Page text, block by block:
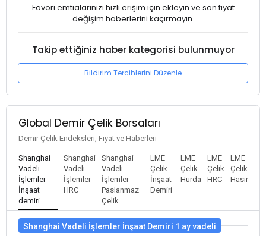
Favori emtialarınızı hızlı erişim için ekleyin ve son fiyat
değişim haberlerini kaçırmayın.
Takip ettiğiniz haber kategorisi bulunmuyor
Bildirim Tercihlerini Düzenle
Global Demir Çelik Borsaları
Demir Çelik Endeksleri, Fiyat ve Haberleri
Shanghai
Vadeli
İşlemler-
İnşaat
demiri
Shanghai
Vadeli
İşlemler
HRC
Shanghai
Vadeli
İşlemler-
Paslanmaz
Çelik
LME
Çelik
İnşaat
Demiri
LME
Çelik
Hurda
LME
Çelik
HRC
LME
Çelik
Hasır
Shanghai Vadeli İşlemler İnşaat Demiri 1 ay vadeli